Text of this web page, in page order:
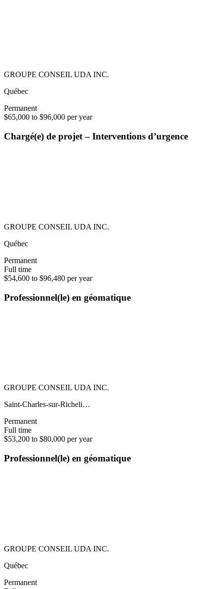
GROUPE CONSEIL UDA INC.
Québec
Permanent
$65,000 to $96,000 per year
Chargé(e) de projet – Interventions d’urgence
GROUPE CONSEIL UDA INC.
Québec
Permanent
Full time
$54,600 to $96,480 per year
Professionnel(le) en géomatique
GROUPE CONSEIL UDA INC.
Saint-Charles-sur-Richeli…
Permanent
Full time
$53,200 to $80,000 per year
Professionnel(le) en géomatique
GROUPE CONSEIL UDA INC.
Québec
Permanent